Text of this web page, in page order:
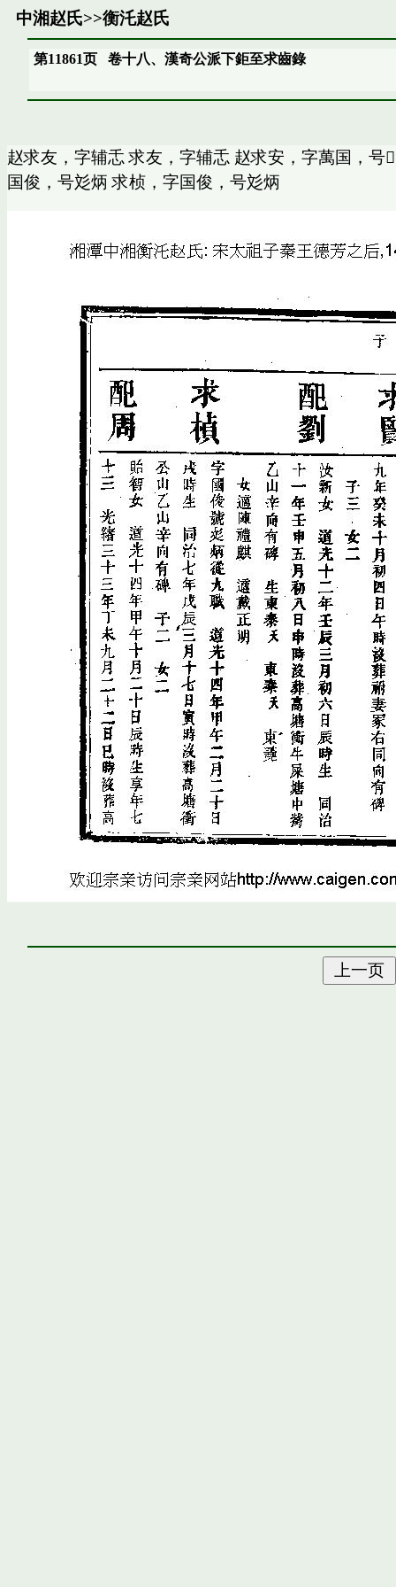
中湘赵氏>>衡汑赵氏
第11861页卷十八、漢奇公派下鉅至求齒錄
赵求友，字辅忎 求友，字辅忎 赵求安，字萬国，号
国俊，号彣炳 求桢，字国俊，号彣炳